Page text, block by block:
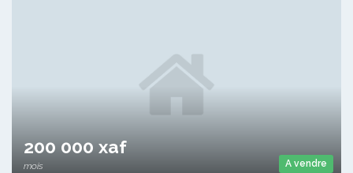
A vendre
200 000 xaf
mois